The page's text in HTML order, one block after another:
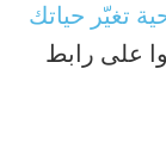
تغيّر حياتك
على رابط